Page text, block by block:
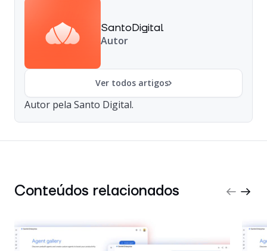
SantoDigital
Autor
Ver todos artigos
Autor pela Santo Digital.
Conteúdos relacionados